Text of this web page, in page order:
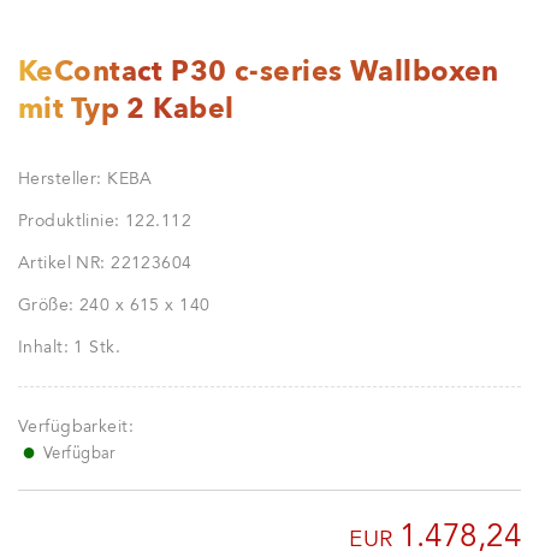
KeContact P30 c-series Wallboxen
mit Typ 2 Kabel
Hersteller: KEBA
Produktlinie: 122.112
Artikel NR: 22123604
Größe: 240 x 615 x 140
Inhalt: 1 Stk.
Verfügbarkeit:
● Verfügbar
EUR 1.478,24